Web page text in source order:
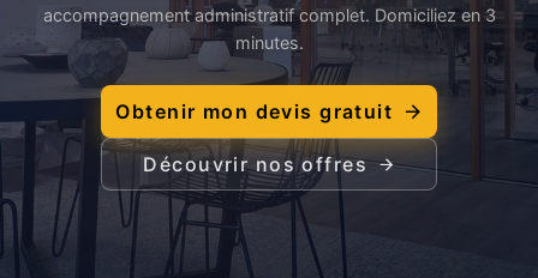
accompagnement administratif complet. Domiciliez en 3
minutes.
Obtenir mon devis gratuit
Découvrir nos offres